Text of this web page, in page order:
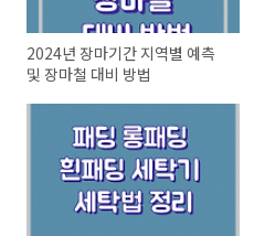
2024년 장마기간 지역별 예측
및 장마철 대비 방법